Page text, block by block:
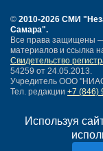
Используя
© 2010-2026 СМИ
Самара".
Все права защищены
материалов и ссылка
Свидетельство
54259 от 24.05.2013.
Учредитель ООО
Тел. редакции +7 (846)
Карта сайта
Нашли ошибку?